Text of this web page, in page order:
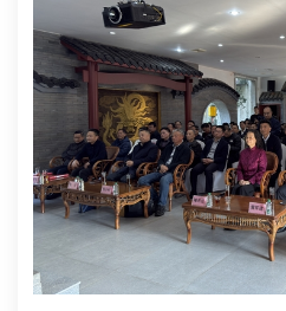
成果，梳理了组织建设、…